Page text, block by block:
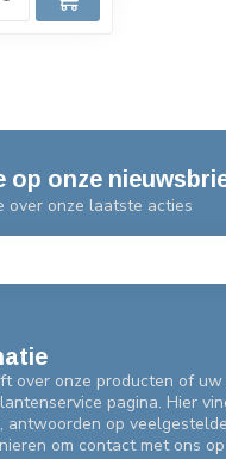
over onze producten of uw
pagina. Hier
antwoorden op
om contact met ons
op onze
over onze laatste acties